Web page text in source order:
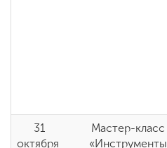
31
октября
Мастер-класс
«Инструменты